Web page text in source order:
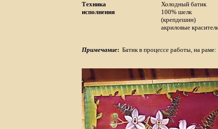
Техника
исполнения
Холодный батик
100% шелк
(крепдешин)
акриловые
Примечание: Батик в процессе работы, на раме: